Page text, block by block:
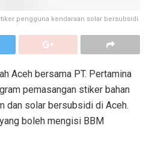
pengguna kendaraan solar bersubsidi.
Aceh bersama PT. Pertamina
pemasangan stiker bahan
dan solar bersubsidi di Aceh.
boleh mengisi BBM